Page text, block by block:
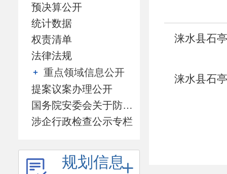
预决算公开
统计数据
权责清单
法律法规
重点领域信息公开
提案议案办理公开
国务院安委会关于防范遏制矿山领域重特大生产安全事故的硬措施专栏
涉企行政检查公示专栏
规划信息
涞水县石
涞水县石